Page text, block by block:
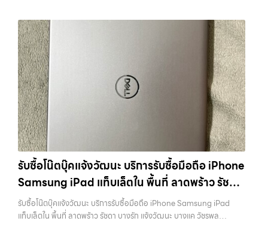
เกษตรนวมินทร์, เสนานิคม, วังหินไม่ว่าคุณจะต้องการ รับซื้อโทรศัพท์, รับ
ซื้อแมคบุค, รับซื้อโน๊ตบุ๊ค, รับซื้อแท็บเล็ต, หรือบริการอื่นๆ เกี่ยวกับสินค้า
ไอที กรุงเทพฯ – เราพร้อมให้บริการครบวงจร บริการของเรา เราให้บริการ
แบบครบวงจรสำหรับลูกค้าที่ต้องการขายอุปกรณ์ไอที…
แค่เครื่องใช้ไฟฟ้า แต่เป็นทรัพย์สินที่มีมูลค่า คุณอาจต้องการเปลี่ยนรุ่น หรือ
ต้องการเงินด่วน เราจึงมอบบริการประเมินสภาพเครื่อง ฟรี ปราบปราม
ความยุ่งยากทั้งหลาย โดยเน้น โปร่งใส มั่นใจได้ และจ่ายเงินทันทีเมื่อตกลง
ซื้อขายสำเร็จ บริการของเราครอบคลุมทั้ง iPhone สายใหม่-เก่า,
Samsung ทุกรุ่น, iPad และแท็บเล็ตทุกแบรนด์ เรารับถึงแม้จะอยู่ในสภาพ
ใช้งานแล้ว ตกแต่งแล้ว หรือมีรอยบ้าง เพราะมูลค่าของเครื่องไม่ได้ขึ้นอยู่แค่
ยี่ห้อ แต่ขึ้นอยู่กับสภาพจริง ความครบชุด และความสะดวกในการขายของ
คุณ เราจึงตั้งใจให้บริการในเขต ลาดพร้าว, รัชดา, บางรัก, แจ้งวัฒนะ,
บางแค, วัชรพล, รามอินทรา, บางนา, บางพลี, เกษตรนวมินทร์, เสนานิคม,
วังหิน อย่างเต็มที่ ไม่ว่าคุณจะค้นหาคำว่า “รับซื้อมือถือใกล้ฉัน”, “รับซื้อ
โทรศัพท์มือสองกรุงเทพ”, “ขาย iPad ได้ราคา”, “รับซื้อแท็บเล็ต กรุงเทพ
ถึงที่”, หรือ “รับซื้อ Samsung มือสอง ราคาสูง” — ที่นี่คือคำตอบ เพราะ
บริการของเรามุ่งตรงให้คุณได้รับราคาและความสะดวกสบายที่เหนือกว่า
เลือกเราแล้วคุณจะได้บริการที่คุณไว้วางใจ พร้อมทีมงานที่พร้อมอำนวย
ความสะดวก นัดรับถึงที่ ตรวจสภาพอย่างมืออาชีพ และจ่ายเงินทันที
ทั้งหมดนี้เพื่อให้การขายอุปกรณ์ของคุณเป็นเรื่องง่ายขึ้น ดีกว่า รวดเร็วกว่า
และคุ้มค่ากว่า ทำไมต้องเลือกเรา ผู้เชี่ยวชาญด้านการให้บริการ รับซื้อมือถือ
บางแค วัชรพล รามอินทรา รับซื้อไอโฟนกรุงเทพ — รับซื้อโทรศัพท์, รับซื้อ
แมคบุค, รับซื้อโน๊ตบุ๊ค, รับซื้อแท็บเล็ต, หรือบริการอื่นๆ เกี่ยวกับสินค้าไอที
กรุงเทพฯ เราพร้อมให้บริการครบวงจร รับซื้อไอโฟนกรุงเทพ รับซื้อโทรศัพท์,
รับซื้อแมคบุค, รับซื้อโน๊ตบุ๊ค, รับซื้อแท็บเล็ต, หรือบริการอื่นๆ เกี่ยวกับสินค้า
ไอที กรุงเทพฯ… รับซื้อไอโฟนกรุงเทพ รับซื้อ iPad และแท็บเล็ตทุกแบรนด์
ทุกสภาพ — ขอขายง่าย ได้เงินเร็ว ประสบการณ์เหนือระดับกับการ รับซื้อ
ไอโฟน, รับซื้อไอแพด, รับซื้อมือถือ ยินดีต้อนรับสู่ “รับซื้อขายมือถือ.com”
เว็บไซต์ที่คุณไว้วางใจได้ สำหรับบริการ รับซื้อ มือถือ iPhone, Samsung,
iPad, แท็บเล็ต ทุกยี่ห้อ ให้ราคาสูง พร้อมจ่ายเงินทันที ครอบคลุมพื้นที่
ลาดพร้าว, รัชดา, บางรัก, แจ้งวัฒนะ, บางแค, วัชรพล, รามอินทรา และเขต
กรุงเทพฯ ใกล้ “ใกล้ ฉัน” ที่สุด ในยุคที่สมาร์ทโฟน แท็บเล็ต และอุปกรณ์ไอที
ใหม่ๆ เปลี่ยนรุ่นกันแทบทุกช่วงเวลา อุปกรณ์ที่คุณใช้แล้วอาจกลายเป็นของ
ที่ไม่ได้ใช้งานอยู่เฉยๆ เว็บไซต์ของเราจึงเกิดขึ้นเพื่อเป็นทางเลือกให้คุณ
สามารถเปลี่ยนอุปกรณ์ที่ไม่ใช้แล้วให้กลายเป็นเงินสดได้ทันที ด้วยบริการ รับ
แท็บเล็ต, รับซื้อสินค้าไอทีกรุงเทพมหานคร อย่างครบวงจร ไม่ว่าคุณจะอยู่
โซนเมืองหรือเขตชานเมือง เรามีทีมงานพร้อมให้บริการถึงที่ในพื้นที่ “ใกล้
รับซื้อโน๊ตบุ๊คแจ้งวัฒนะ บริการรับซื้อมือถือ iPhone
Samsung iPad แท็บเล็ตใน พื้นที่ ลาดพร้าว รัชดา
บางรัก แจ้งวัฒนะ บางแค วัชรพล รามอินทรา
พร้อมจ่ายเงินทันที
รับซื้อโน๊ตบุ๊คแจ้งวัฒนะ บริการรับซื้อมือถือ iPhone Samsung iPad
แท็บเล็ตใน พื้นที่ ลาดพร้าว รัชดา บางรัก แจ้งวัฒนะ บางแค วัชรพล